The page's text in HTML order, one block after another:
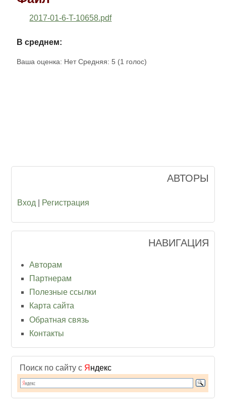
2017-01-6-T-10658.pdf
В среднем:
Ваша оценка: Нет Средняя:5 (1 голос)
АВТОРЫ
Вход Регистрация
НАВИГАЦИЯ
Авторам
Партнерам
Полезные ссылки
Карта сайта
Обратная связь
Контакты
Поиск по сайту с Я ндекс